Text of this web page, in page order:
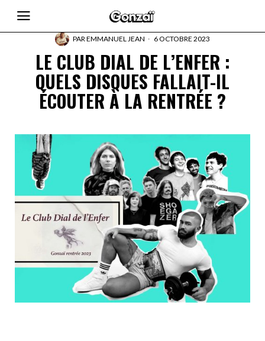
PAREMMANUEL JEAN 6 OCTOBRE 2023
LE CLUB DIAL DE L’ENFER :
QUELS DISQUES FALLAIT-IL
ÉCOUTER À LA RENTRÉE ?